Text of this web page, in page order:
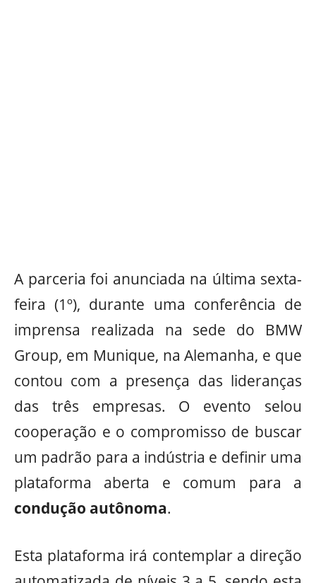
A parceria foi anunciada na última sexta-
feira (1º), durante uma conferência de
imprensa realizada na sede do BMW
Group, em Munique, na Alemanha, e que
contou com a presença das lideranças
das três empresas. O evento selou
cooperação e o compromisso de buscar
um padrão para a indústria e definir uma
plataforma aberta e comum para a
condução autônoma.
Esta plataforma irá contemplar a direção